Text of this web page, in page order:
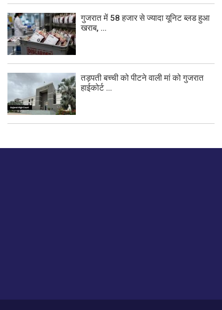
गुजरात में 58 हजार से ज्यादा यूनिट ब्लड हुआ
खराब, ...
तड़पती बच्ची को पीटने वाली मां को गुजरात
हाईकोर्ट ...